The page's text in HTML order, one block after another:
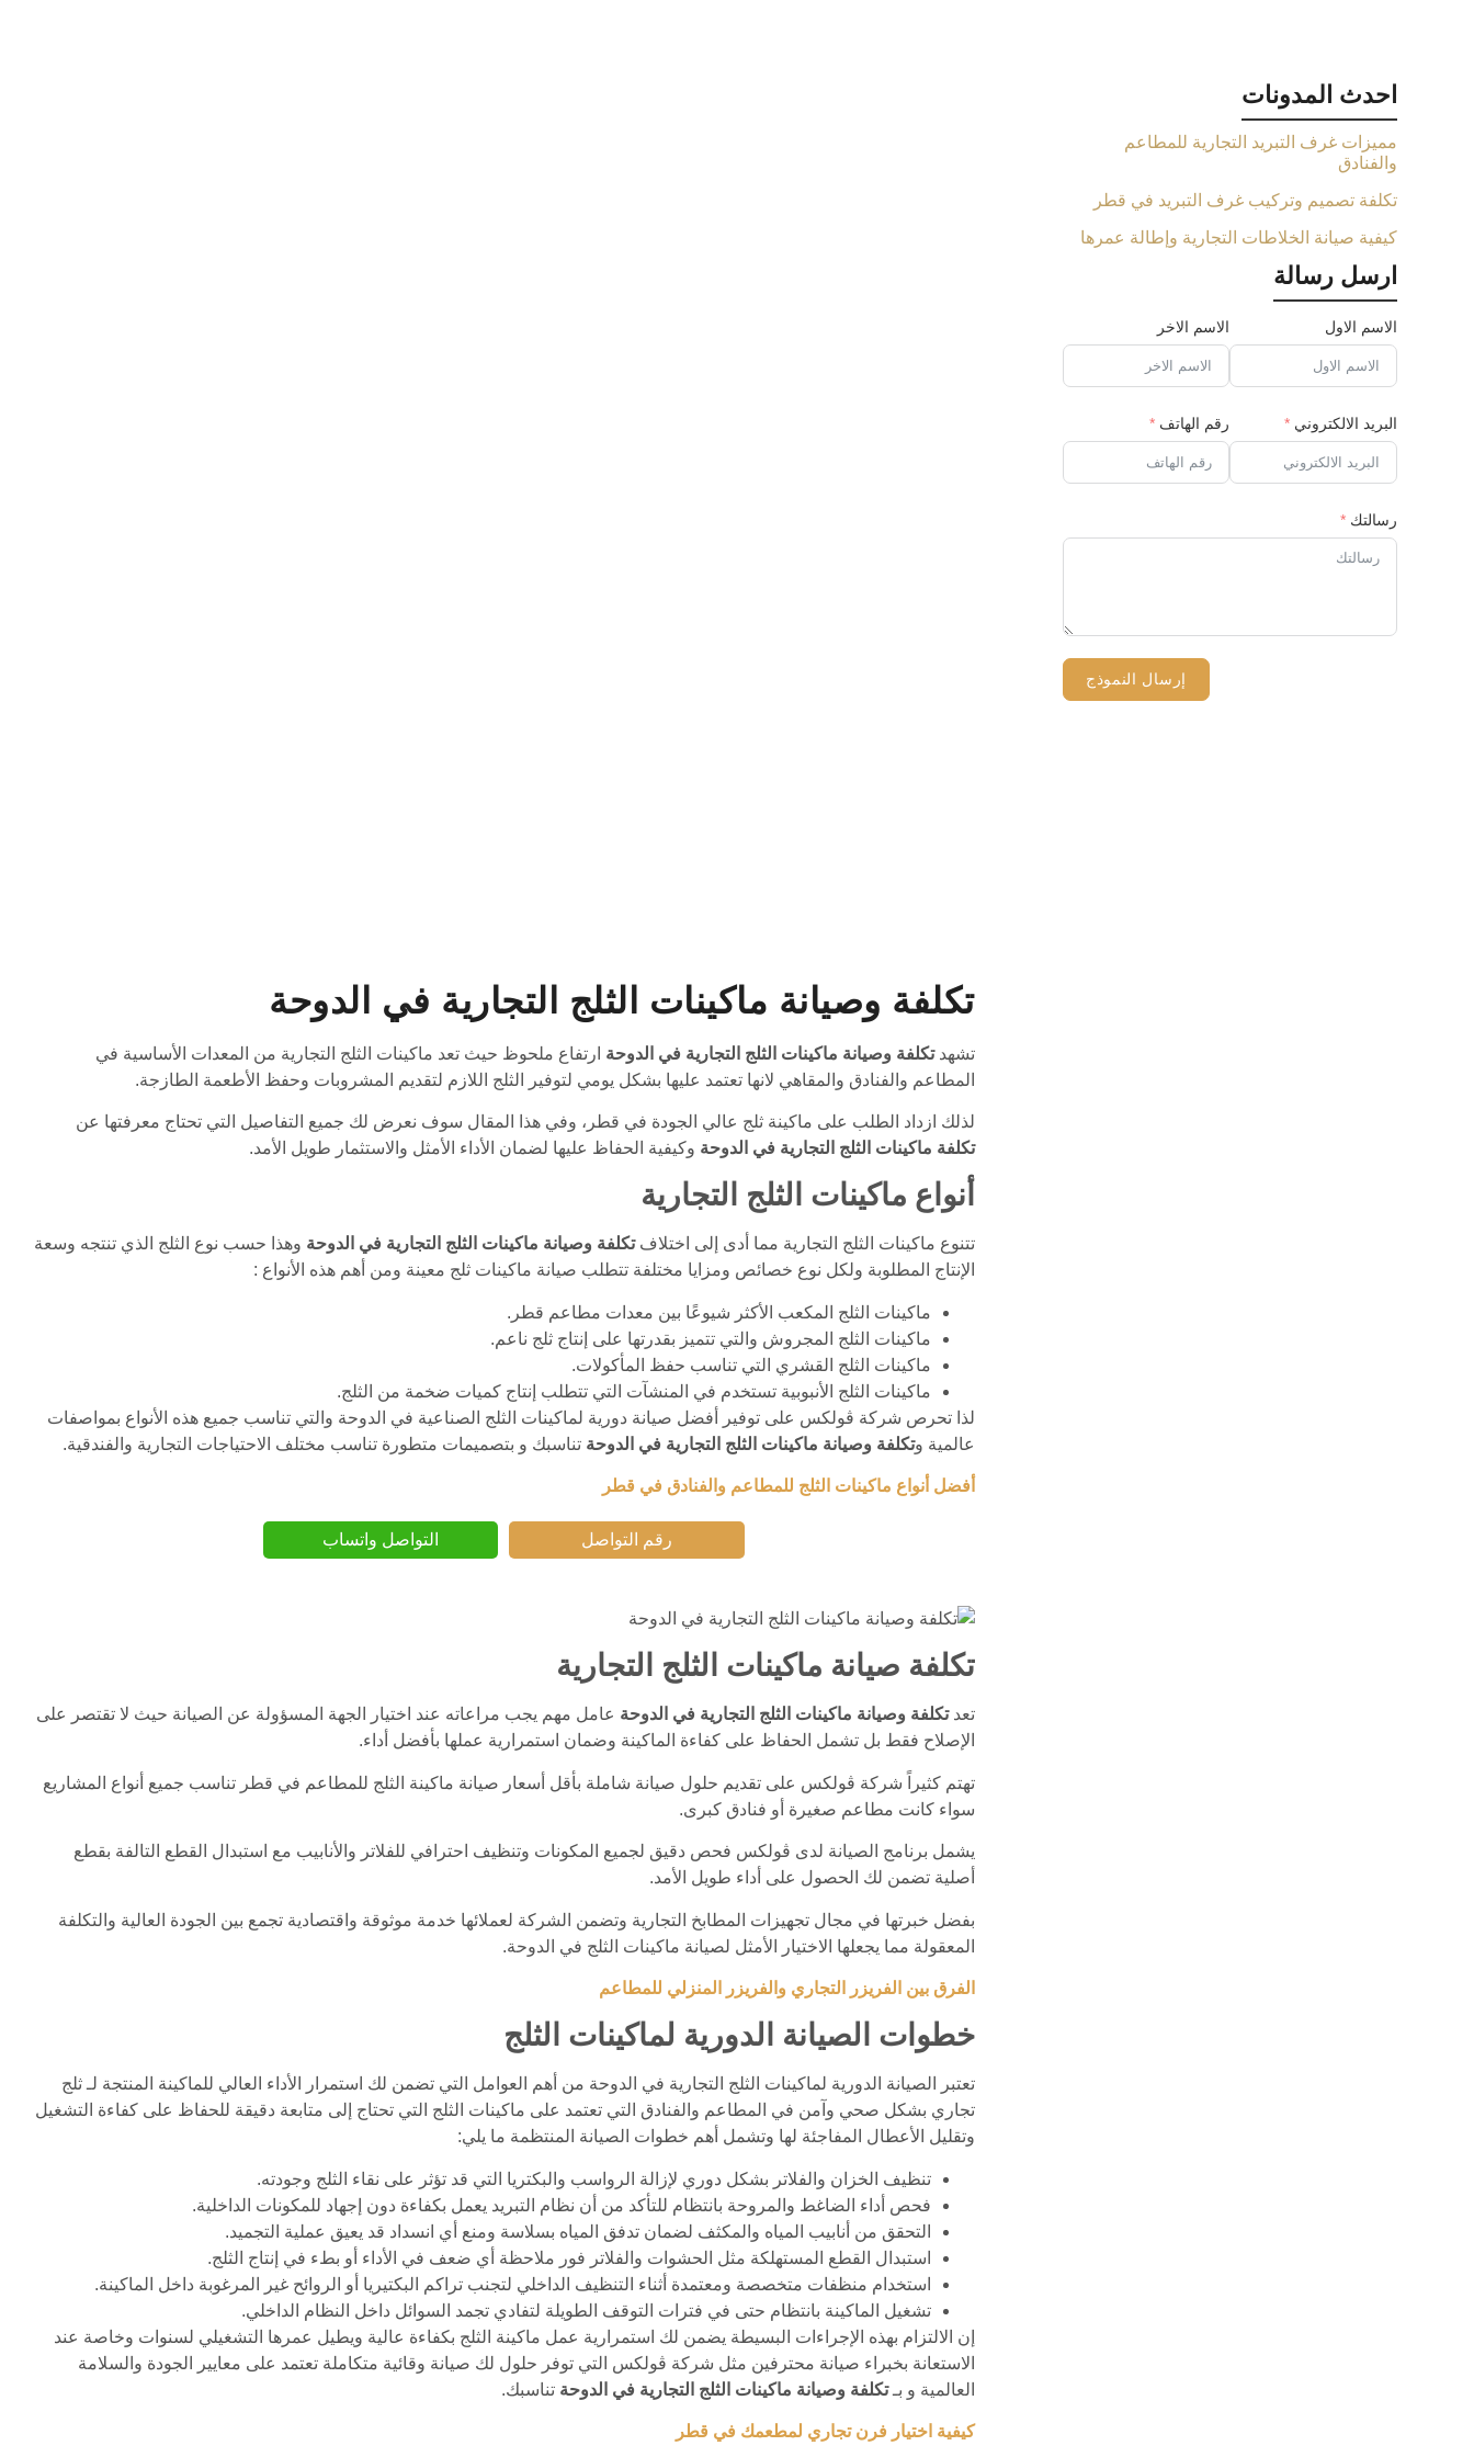
احدث المدونات
مميزات غرف التبريد التجارية للمطاعم
والفنادق
تكلفة تصميم وتركيب غرف التبريد في قطر
كيفية صيانة الخلاطات التجارية وإطالة عمرها
ارسل رسالة
الاسم الاول الاسم الاخر
البريد الالكتروني رقم الهاتف
رسالتك
إرسال النموذج
تكلفة وصيانة ماكينات الثلج التجارية في الدوحة
تشهدتكلفة وصيانة ماكينات الثلج التجارية في الدوحة ارتفاع ملحوظ حيث تعد ماكينات الثلج التجارية من المعدات الأساسية في
المطاعم والفنادق والمقاهي لانها تعتمد عليها بشكل يومي لتوفير الثلج اللازم لتقديم المشروبات وحفظ الأطعمة الطازجة.
لذلك ازداد الطلب على ماكينة ثلج عالي الجودة في قطر، وفي هذا المقال سوف نعرض لك جميع التفاصيل التي تحتاج معرفتها عن
تكلفة ماكينات الثلج التجارية في الدوحة وكيفية الحفاظ عليها لضمان الأداء الأمثل والاستثمار طويل الأمد.
أنواع ماكينات الثلج التجارية
تتنوع ماكينات الثلج التجارية مما أدى إلى اختلافتكلفة وصيانة ماكينات الثلج التجارية في الدوحة وهذا حسب نوع الثلج الذي تنتجه وسعة
الإنتاج المطلوبة ولكل نوع خصائص ومزايا مختلفة تتطلب صيانة ماكينات ثلج معينة ومن أهم هذه الأنواع :
ماكينات الثلج المكعب الأكثر شيوعًا بين معدات مطاعم قطر.
ماكينات الثلج المجروش والتي تتميز بقدرتها على إنتاج ثلج ناعم.
ماكينات الثلج القشري التي تناسب حفظ المأكولات.
ماكينات الثلج الأنبوبية تستخدم في المنشآت التي تتطلب إنتاج كميات ضخمة من الثلج.
لذا تحرص شركة ڤولكس على توفير أفضل صيانة دورية لماكينات الثلج الصناعية في الدوحة والتي تناسب جميع هذه الأنواع بمواصفات
عالمية وتكلفة وصيانة ماكينات الثلج التجارية في الدوحة تناسبك و بتصميمات متطورة تناسب مختلف الاحتياجات التجارية والفندقية.
أفضل أنواع ماكينات الثلج للمطاعم والفنادق في قطر
رقم التواصل التواصل واتساب
تكلفة صيانة ماكينات الثلج التجارية
تعدتكلفة وصيانة ماكينات الثلج التجارية في الدوحة عامل مهم يجب مراعاته عند اختيار الجهة المسؤولة عن الصيانة حيث لا تقتصر على
الإصلاح فقط بل تشمل الحفاظ على كفاءة الماكينة وضمان استمرارية عملها بأفضل أداء.
تهتم كثيراً شركة ڤولكس على تقديم حلول صيانة شاملة بأقل أسعار صيانة ماكينة الثلج للمطاعم في قطر تناسب جميع أنواع المشاريع
سواء كانت مطاعم صغيرة أو فنادق كبرى.
يشمل برنامج الصيانة لدى ڤولكس فحص دقيق لجميع المكونات وتنظيف احترافي للفلاتر والأنابيب مع استبدال القطع التالفة بقطع
أصلية تضمن لك الحصول على أداء طويل الأمد.
بفضل خبرتها في مجال تجهيزات المطابخ التجارية وتضمن الشركة لعملائها خدمة موثوقة واقتصادية تجمع بين الجودة العالية والتكلفة
المعقولة مما يجعلها الاختيار الأمثل لصيانة ماكينات الثلج في الدوحة.
الفرق بين الفريزر التجاري والفريزر المنزلي للمطاعم
خطوات الصيانة الدورية لماكينات الثلج
تعتبر الصيانة الدورية لماكينات الثلج التجارية في الدوحة من أهم العوامل التي تضمن لك استمرار الأداء العالي للماكينة المنتجة لـ ثلج
تجاري بشكل صحي وآمن في المطاعم والفنادق التي تعتمد على ماكينات الثلج التي تحتاج إلى متابعة دقيقة للحفاظ على كفاءة التشغيل
وتقليل الأعطال المفاجئة لها وتشمل أهم خطوات الصيانة المنتظمة ما يلي:
تنظيف الخزان والفلاتر بشكل دوري لإزالة الرواسب والبكتريا التي قد تؤثر على نقاء الثلج وجودته.
فحص أداء الضاغط والمروحة بانتظام للتأكد من أن نظام التبريد يعمل بكفاءة دون إجهاد للمكونات الداخلية.
التحقق من أنابيب المياه والمكثف لضمان تدفق المياه بسلاسة ومنع أي انسداد قد يعيق عملية التجميد.
استبدال القطع المستهلكة مثل الحشوات والفلاتر فور ملاحظة أي ضعف في الأداء أو بطء في إنتاج الثلج.
استخدام منظفات متخصصة ومعتمدة أثناء التنظيف الداخلي لتجنب تراكم البكتيريا أو الروائح غير المرغوبة داخل الماكينة.
تشغيل الماكينة بانتظام حتى في فترات التوقف الطويلة لتفادي تجمد السوائل داخل النظام الداخلي.
إن الالتزام بهذه الإجراءات البسيطة يضمن لك استمرارية عمل ماكينة الثلج بكفاءة عالية ويطيل عمرها التشغيلي لسنوات وخاصة عند
الاستعانة بخبراء صيانة محترفين مثل شركة ڤولكس التي توفر حلول لك صيانة وقائية متكاملة تعتمد على معايير الجودة والسلامة
العالمية و بـتكلفة وصيانة ماكينات الثلج التجارية في الدوحةتناسبك.
كيفية اختيار فرن تجاري لمطعمك في قطر